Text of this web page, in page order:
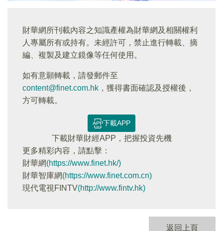
財華網所刊載內容之知識產權為財華網及相關權利
人專屬所有或持有。未經許可，禁止進行轉載、摘
編、複製及建立鏡像等任何使用。
如有意願轉載，請發郵件至
content@finet.com.hk ，獲得書面確認及授權後，
方可轉載。
下載APP
下載財華財經APP，把握投資先機
更多精彩内容，請點擊：
財華網(https://www.finet.hk/)
財華智庫網(https://www.finet.com.cn)
現代電視FINTV(http://www.fintv.hk)
返回上頁